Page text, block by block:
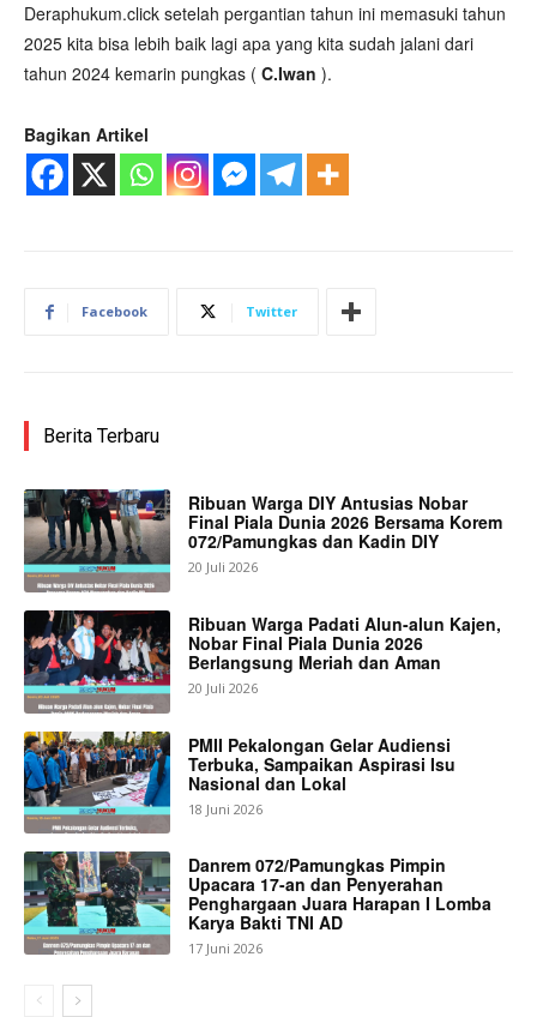
Deraphukum.click setelah pergantian tahun ini memasuki tahun
2025 kita bisa lebih baik lagi apa yang kita sudah jalani dari
tahun 2024 kemarin pungkas ( C.Iwan ).
Bagikan Artikel
Facebook Twitter
Berita Terbaru
Ribuan Warga DIY Antusias Nobar
Final Piala Dunia 2026 Bersama Korem
072/Pamungkas dan Kadin DIY
20 Juli 2026
Ribuan Warga Padati Alun-alun Kajen,
Nobar Final Piala Dunia 2026
Berlangsung Meriah dan Aman
20 Juli 2026
PMII Pekalongan Gelar Audiensi
Terbuka, Sampaikan Aspirasi Isu
Nasional dan Lokal
18 Juni 2026
Danrem 072/Pamungkas Pimpin
Upacara 17-an dan Penyerahan
Penghargaan Juara Harapan I Lomba
Karya Bakti TNI AD
17 Juni 2026